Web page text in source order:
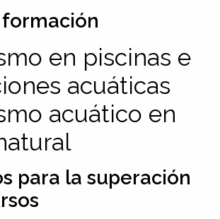
en piscinas e
acuáticas
acuático en
para la superación